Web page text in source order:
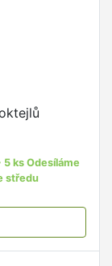
5 ks Odesíláme
středu